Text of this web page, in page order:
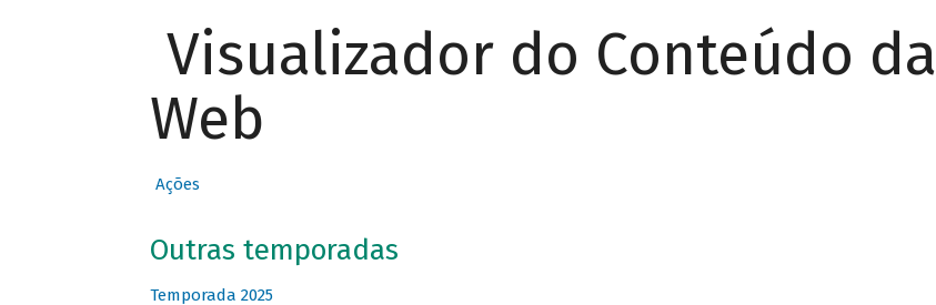
Visualizador do Conteúdo da
Web
Ações
Outras temporadas
Temporada 2025